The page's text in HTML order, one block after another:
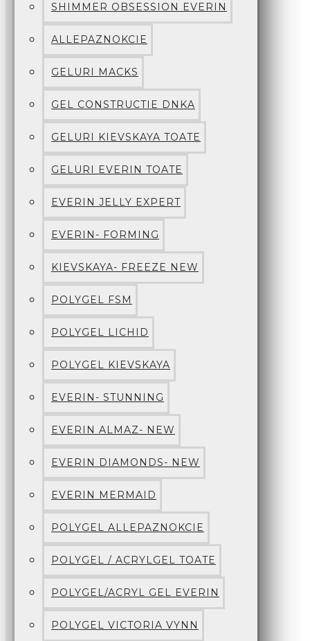
SHIMMER OBSESSION EVERIN
ALLEPAZNOKCIE
GELURI MACKS
GEL CONSTRUCTIE DNKA
GELURI KIEVSKAYA TOATE
GELURI EVERIN TOATE
EVERIN JELLY EXPERT
EVERIN- FORMING
KIEVSKAYA- FREEZE NEW
POLYGEL FSM
POLYGEL LICHID
POLYGEL KIEVSKAYA
EVERIN- STUNNING
EVERIN ALMAZ- NEW
EVERIN DIAMONDS- NEW
EVERIN MERMAID
POLYGEL ALLEPAZNOKCIE
POLYGEL / ACRYLGEL TOATE
POLYGEL/ACRYL GEL EVERIN
POLYGEL VICTORIA VYNN